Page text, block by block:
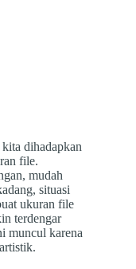
dihadapkan
file.
mudah
situasi
ukuran file
terdengar
muncul karena